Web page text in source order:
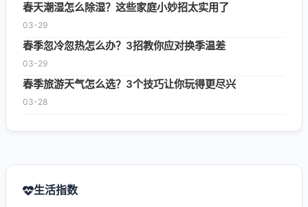
春天潮湿怎么除湿？这些家庭小妙招太实用了
03-29
春季忽冷忽热怎么办？3招教你应对换季温差
03-29
春季旅游天气怎么选？3个技巧让你玩得更尽兴
03-28
生活指数